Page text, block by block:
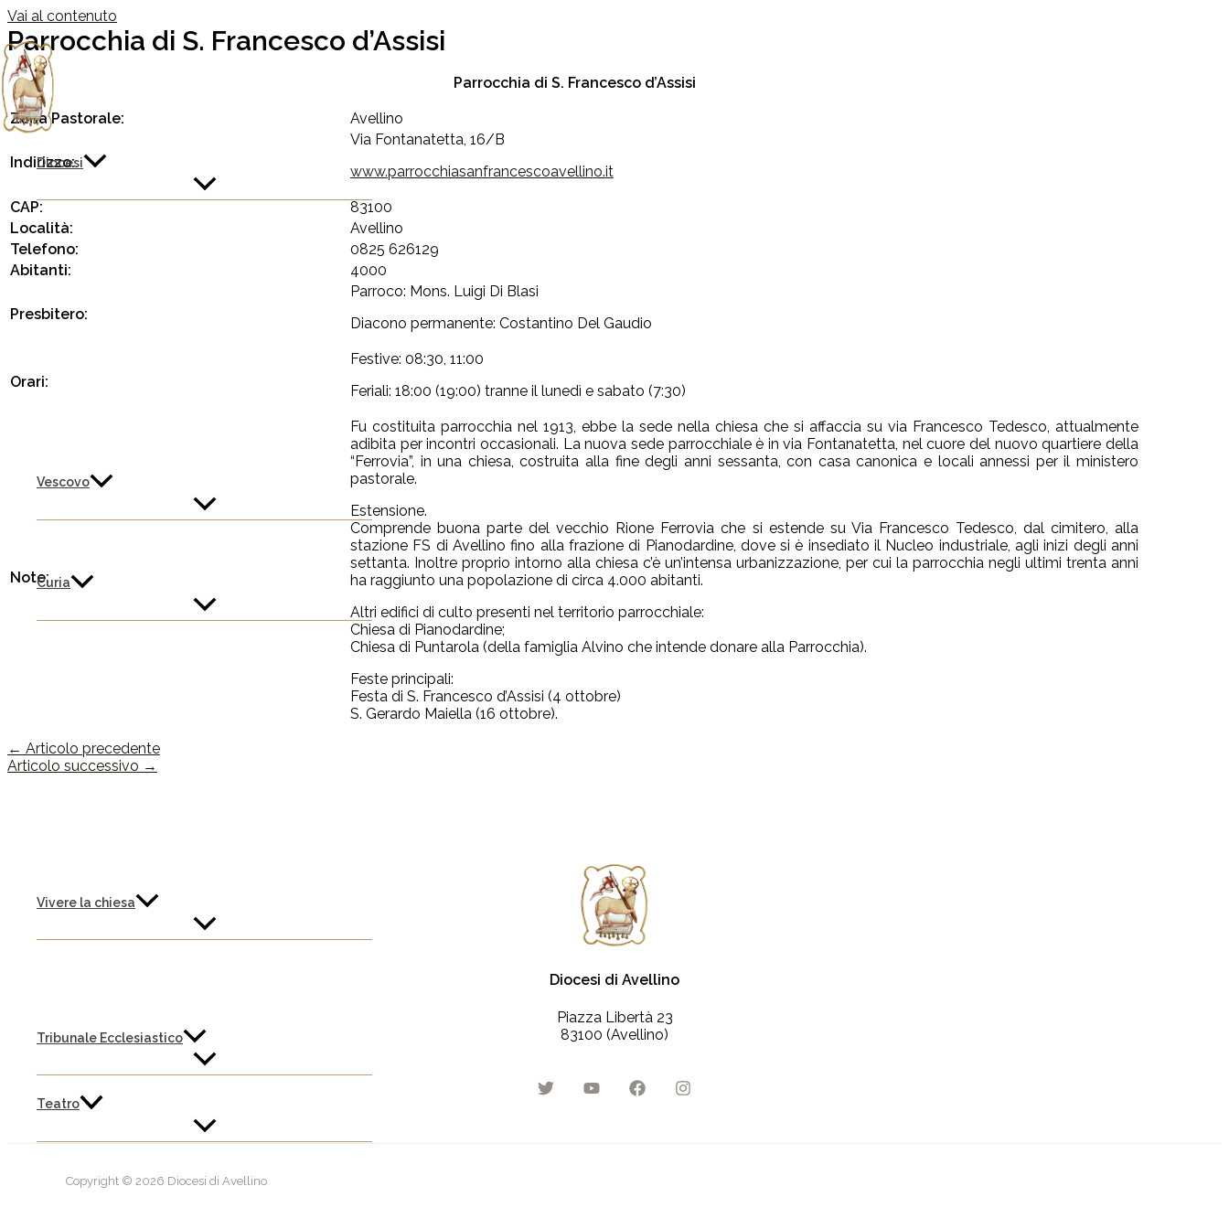
Vai al contenuto
Diocesi
Vescovo
Curia
Vivere la chiesa
Tribunale Ecclesiastico
Teatro
Parrocchia di S. Francesco d’Assisi
Parrocchia di S. Francesco d’Assisi
Zona Pastorale: Avellino
Indirizzo:
Via Fontanatetta, 16/B
www.parrocchiasanfrancescoavellino.it
CAP:
83100
Località:
Avellino
Telefono:
0825 626129
Abitanti:
4000
Presbitero:
Parroco: Mons. Luigi Di Blasi
Diacono permanente: Costantino Del Gaudio
Orari:
Festive: 08:30, 11:00
Feriali: 18:00 (19:00) tranne il lunedì e sabato (7:30)
Note:
Fu costituita parrocchia nel 1913, ebbe la sede nella chiesa che si affaccia su via Francesco Tedesco, attualmente
adibita per incontri occasionali. La nuova sede parrocchiale è in via Fontanatetta, nel cuore del nuovo quartiere della
“Ferrovia”, in una chiesa, costruita alla fine degli anni sessanta, con casa canonica e locali annessi per il ministero
pastorale.
Estensione.
Comprende buona parte del vecchio Rione Ferrovia che si estende su Via Francesco Tedesco, dal cimitero, alla
stazione FS di Avellino fino alla frazione di Pianodardine, dove si è insediato il Nucleo industriale, agli inizi degli anni
settanta. Inoltre proprio intorno alla chiesa c’è un’intensa urbanizzazione, per cui la parrocchia negli ultimi trenta anni
ha raggiunto una popolazione di circa 4.000 abitanti.
Altri edifici di culto presenti nel territorio parrocchiale:
Chiesa di Pianodardine;
Chiesa di Puntarola (della famiglia Alvino che intende donare alla Parrocchia).
Feste principali:
Festa di S. Francesco d’Assisi (4 ottobre)
S. Gerardo Maiella (16 ottobre).
← Articolo precedente
Articolo successivo →
Diocesi di Avellino
Piazza Libertà 23
83100 (Avellino)
Copyright © 2026 Diocesi di Avellino